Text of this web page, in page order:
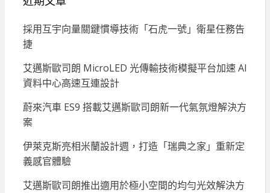
採用互宇向量關鍵慣導技術「石虎一號」衛星任務告
捷
艾邁斯歐司朗 MicroLED 光傳輸技術模擬平台加速 AI
資料中心高速互連設計
蔚來汽車 ES9 搭載艾邁斯歐司朗新一代氣氛燈解決方
案
伊萊克斯亮相米蘭設計週，打造「瑞典之家」重新定
義感官體驗
艾邁斯歐司朗推出適用於極小空間的均勻光效解決方